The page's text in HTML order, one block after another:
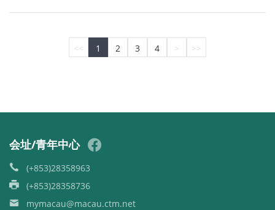
<< 1 2 3 4 > >>
会址/青年中心
(+853)28358963
(+853)28358736
mymacau@macau.ctm.net